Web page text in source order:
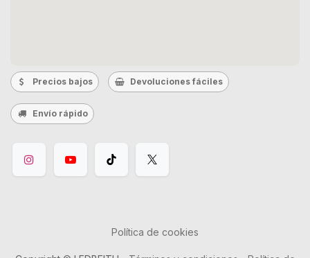
Precios bajos Devoluciones fáciles
Envío rápido
Política de cookies